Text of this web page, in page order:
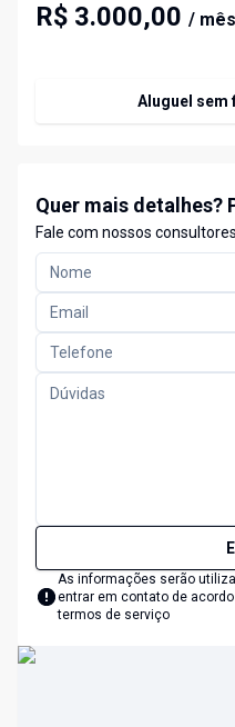
R$ 3.000,00 / mês
Aluguel sem
Quer mais detalhes?
Fale com nossos consultores
As informações serão
entrar em contato de
termos de serviço